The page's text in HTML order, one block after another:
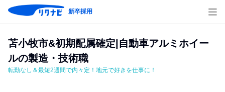
新卒採用
苫小牧市&初期配属確定|自動車アルミホイー
ルの製造・技術職
転勤なし＆最短2週間で内々定！地元で好きを仕事に！